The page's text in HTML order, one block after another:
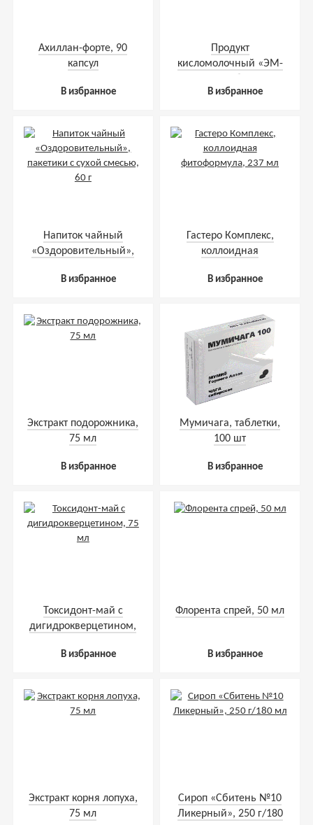
Ахиллан-форте, 90
капсул
В избранное
Продукт
кисломолочный «ЭМ-
шт
В избранное
Напиток чайный
«Оздоровительный»,
смесью, 60 г
В избранное
Гастеро Комплекс,
коллоидная
В избранное
Экстракт подорожника,
75 мл
В избранное
Мумичага, таблетки,
100 шт
В избранное
Токсидонт-май с
дигидрокверцетином,
В избранное
Флорента спрей, 50 мл
В избранное
Экстракт корня лопуха,
75 мл
Сироп «Сбитень №10
Ликерный», 250 г/180